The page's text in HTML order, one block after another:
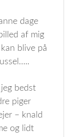
dage
af mig
blive på
bedst
piger
– knald
og lidt